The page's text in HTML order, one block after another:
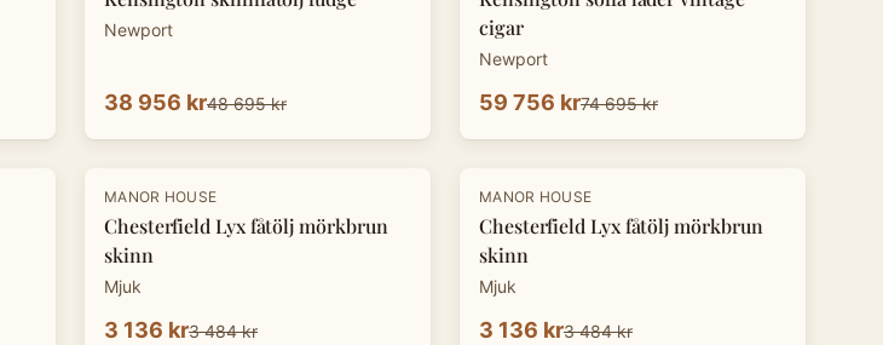
Newport
38 956 kr48 695 kr
cigar
Newport
59 756 kr74 695 kr
-10 %
MANOR HOUSE
Chesterfield Lyx fåtölj mörkbrun
skinn
Mjuk
3 136 kr3 484 kr
-10 %
MANOR HOUSE
Chesterfield Lyx fåtölj mörkbrun
skinn
Mjuk
3 136 kr3 484 kr